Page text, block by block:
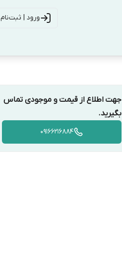
ورود | ثبت‌نام
جهت اطلاع از قیمت و موجودی تماس
بگیرید.
09166216884